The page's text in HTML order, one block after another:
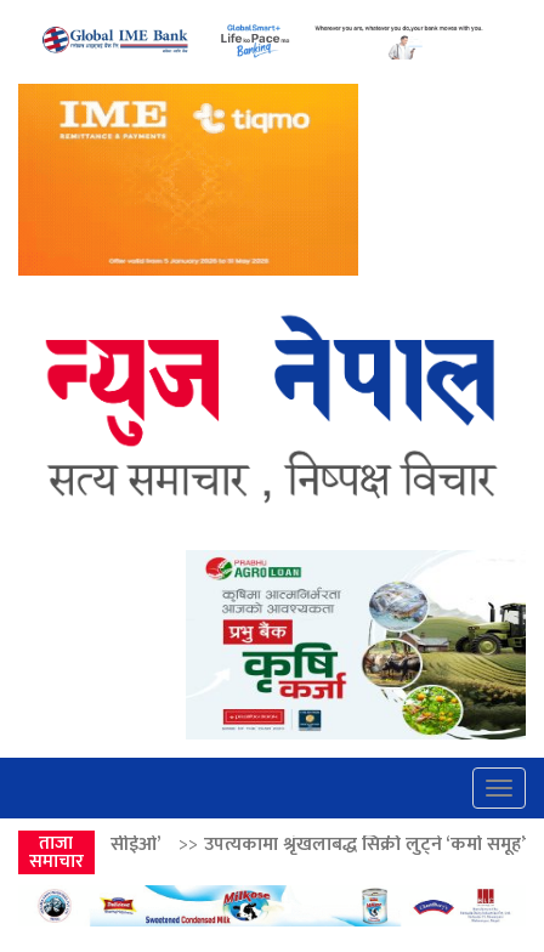
ताजा
समाचार
उपत्यकामा श्रृंखलाबद्ध सिक्री लुट्ने ‘कर्मा समूह’का नाइकेसहित पाँच